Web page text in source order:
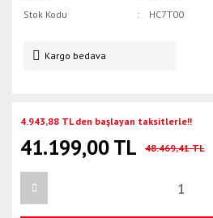
Stok Kodu
HC7T00
Kargo bedava
4.943,88 TL den başlayan taksitlerle!!
41.199,00 TL 48.469,41 TL